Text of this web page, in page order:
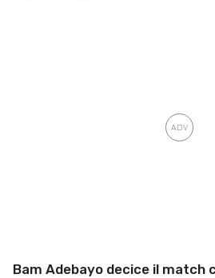
Bam Adebayo decice il match